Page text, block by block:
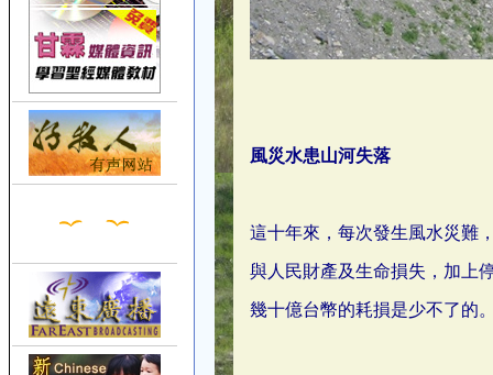
風災水患山河失落
這十年來，每次發生風水災難
與人民財產及生命損失，加上
幾十億台幣的耗損是少不了的